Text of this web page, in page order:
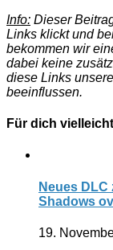
Info: Dieser
Links klickt und
bekommen wir
dabei keine
diese Links
beeinflussen.
Für dich
Neues
Shadows
19.